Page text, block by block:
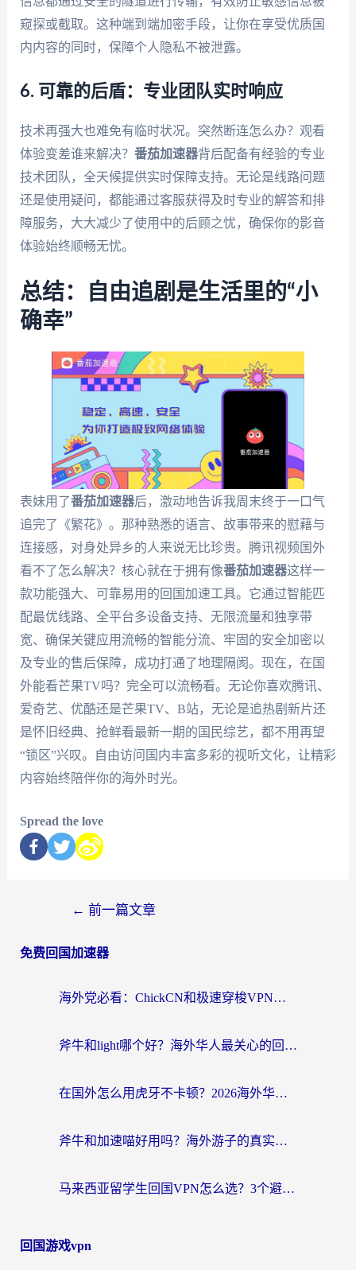
窥探或截取。这种端到端加密手段，让你在享受优质国
内内容的同时，保障个人隐私不被泄露。
6. 可靠的后盾：专业团队实时响应
技术再强大也难免有临时状况。突然断连怎么办？观看
体验变差谁来解决？ 番茄加速器背后配备有经验的专业
技术团队，全天候提供实时保障支持。无论是线路问题
还是使用疑问，都能通过客服获得及时专业的解答和排
障服务，大大减少了使用中的后顾之忧，确保你的影音
体验始终顺畅无忧。
总结：自由追剧是生活里的“小
确幸”
表妹用了番茄加速器后，激动地告诉我周末终于一口气
追完了《繁花》。那种熟悉的语言、故事带来的慰藉与
连接感，对身处异乡的人来说无比珍贵。腾讯视频国外
看不了怎么解决？核心就在于拥有像番茄加速器这样一
款功能强大、可靠易用的回国加速工具。它通过智能匹
配最优线路、全平台多设备支持、无限流量和独享带
宽、确保关键应用流畅的智能分流、牢固的安全加密以
及专业的售后保障，成功打通了地理隔阂。现在，在国
外能看芒果TV吗？完全可以流畅看。无论你喜欢腾讯、
爱奇艺、优酷还是芒果TV、B站，无论是追热剧新片还
是怀旧经典、抢鲜看最新一期的国民综艺，都不用再望
“锁区”兴叹。自由访问国内丰富多彩的视听文化，让精彩
内容始终陪伴你的海外时光。
Spread the love
← 前一篇文章
免费回国加速器
海外党必看：ChickCN和极速穿梭VPN好用吗？3招教你选对回国加速器无缝刷国内资源
斧牛和light哪个好？海外华人最关心的回国加速器选择难题，一篇讲透
在国外怎么用虎牙不卡顿？2026海外华人亲测有效的回国加速器选择指南
斧牛和加速喵好用吗？海外游子的真实选择困境
马来西亚留学生回国VPN怎么选？3个避坑点+1款实测好用的加速器推荐
回国游戏vpn